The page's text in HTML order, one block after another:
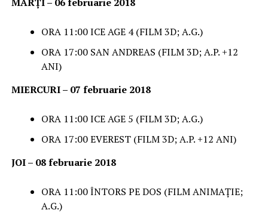
ORA 11:00 ICE AGE 4 (FILM 3D; A.G.)
ORA 17:00 SAN ANDREAS (FILM 3D; A.P. +12
ANI)
MIERCURI – 07 februarie 2018
ORA 11:00 ICE AGE 5 (FILM 3D; A.G.)
ORA 17:00 EVEREST (FILM 3D; A.P. +12 ANI)
JOI – 08 februarie 2018
ORA 11:00 ÎNTORS PE DOS (FILM ANIMAȚIE;
A.G.)